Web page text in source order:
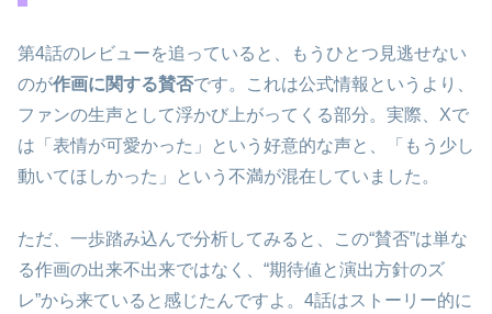
第4話のレビューを追っていると、もうひとつ見逃せない
のが作画に関する賛否です。これは公式情報というより、
ファンの生声として浮かび上がってくる部分。実際、Xで
は「表情が可愛かった」という好意的な声と、「もう少し
動いてほしかった」という不満が混在していました。
ただ、一歩踏み込んで分析してみると、この“賛否”は単な
る作画の出来不出来ではなく、“期待値と演出方針のズ
レ”から来ていると感じたんですよ。4話はストーリー的に